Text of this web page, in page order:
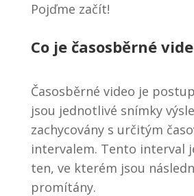
Pojďme začít!
Co je časosběrné
Časosběrné video je
jsou jednotlivé snímky
zachycovány s určitým
intervalem. Tento interval
ten, ve kterém jsou
promítány.